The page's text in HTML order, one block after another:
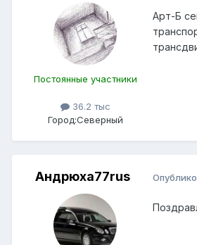
Постоянные участники
36.2 тыс
Город:Северный
Арт-Б
Андрюха77rus